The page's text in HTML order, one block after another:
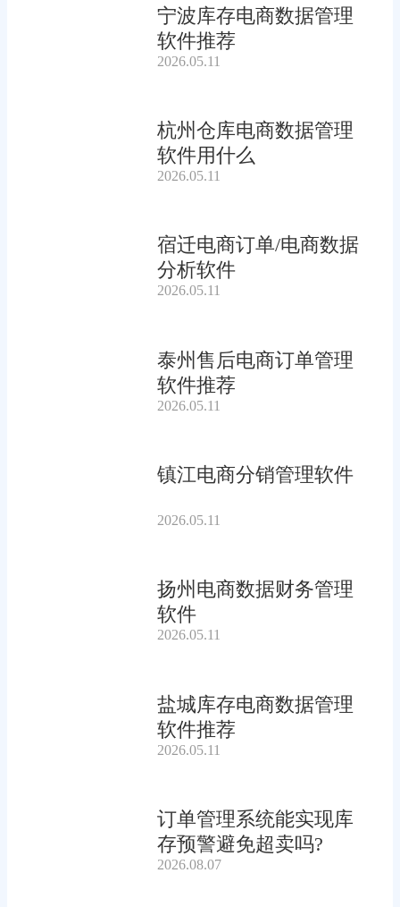
宁波库存电商数据管理
软件推荐
2026.05.11
杭州仓库电商数据管理
软件用什么
2026.05.11
宿迁电商订单/电商数据
分析软件
2026.05.11
泰州售后电商订单管理
软件推荐
2026.05.11
镇江电商分销管理软件
2026.05.11
扬州电商数据财务管理
软件
2026.05.11
盐城库存电商数据管理
软件推荐
2026.05.11
订单管理系统能实现库
存预警避免超卖吗?
2026.08.07